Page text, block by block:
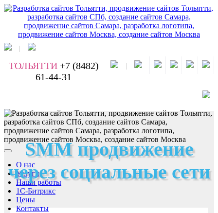
|
|
ТОЛЬЯТТИ +7 (8482)
61-44-31
О нас
Услуги
Наши работы
1С-Битрикс
Цены
Контакты
Обратный звонок
SMM продвижение
через социальные сети